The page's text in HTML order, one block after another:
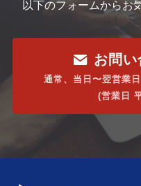
以下のフォームからお
お問
通常、当日〜翌営業
(営業日